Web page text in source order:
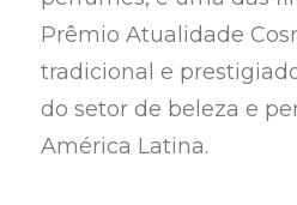
Prêmio Atualidade
tradicional e
do setor de beleza e
América Latina.